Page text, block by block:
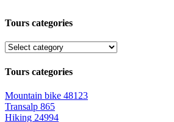
Tours categories
Tours categories
Mountain bike 48123
Transalp 865
Hiking 24994